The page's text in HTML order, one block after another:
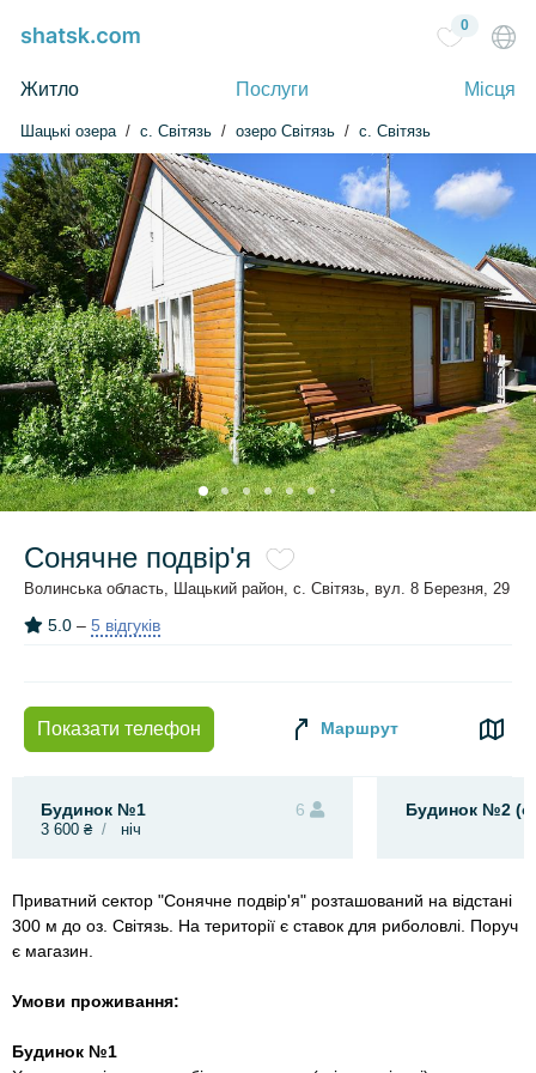
Житло Послуги Місця
0
Шацькі озера c. Світязь озеро Світязь с. Світязь
Сонячне подвір'я
Волинська область, Шацький район, с. Світязь, вул. 8 Березня, 29
5.0 – 5 відгуків
Показати телефон Маршрут
Будинок №1 6
3 600 ₴ ніч
Будинок №2
Приватний сектор "Сонячне подвір'я" розташований на відстані
300 м до оз. Світязь. На території є ставок для риболовлі. Поруч
є магазин.
Умови проживання:
Будинок №1